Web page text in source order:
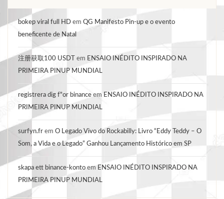
bokep viral full HD em QG Manifesto Pin-up e o evento
beneficente de Natal
注册获取100 USDT em ENSAIO INÉDITO INSPIRADO NA
PRIMEIRA PINUP MUNDIAL
registrera dig f"or binance em ENSAIO INÉDITO INSPIRADO NA
PRIMEIRA PINUP MUNDIAL
surfyn.fr em O Legado Vivo do Rockabilly: Livro “Eddy Teddy – O
Som, a Vida e o Legado” Ganhou Lançamento Histórico em SP
skapa ett binance-konto em ENSAIO INÉDITO INSPIRADO NA
PRIMEIRA PINUP MUNDIAL